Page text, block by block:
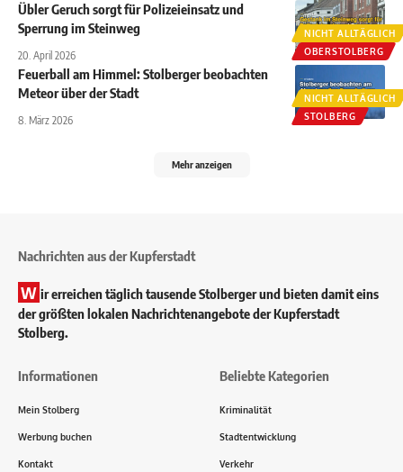
NICHT ALLTÄGLICH
OBERSTOLBERG
Übler Geruch sorgt für Polizeieinsatz und
Sperrung im Steinweg
20. April 2026
NICHT ALLTÄGLICH
STOLBERG
Feuerball am Himmel: Stolberger beobachten
Meteor über der Stadt
8. März 2026
Mehr anzeigen
Nachrichten aus der Kupferstadt
W ir erreichen täglich tausende Stolberger und bieten damit eins
der größten lokalen Nachrichtenangebote der Kupferstadt
Stolberg.
Informationen
Mein Stolberg
Werbung buchen
Kontakt
Beliebte Kategorien
Kriminalität
Stadtentwicklung
Verkehr